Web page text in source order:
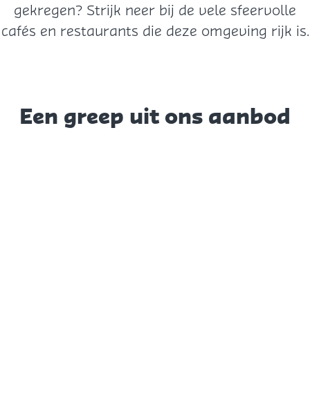
gekregen? Strijk neer bij de vele sfeervolle
cafés en restaurants die deze omgeving rijk is.
Een greep uit ons aanbod